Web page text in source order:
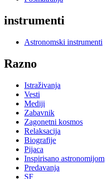
instrumenti
Astronomski instrumenti
Razno
Istraživanja
Vesti
Mediji
Zabavnik
Zagonetni kosmos
Relaksacija
Biografije
Pijaca
Inspirisano astronomijom
Predavanja
SF